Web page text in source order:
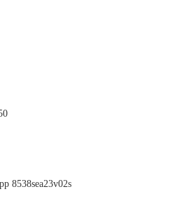
8538sea23v02s